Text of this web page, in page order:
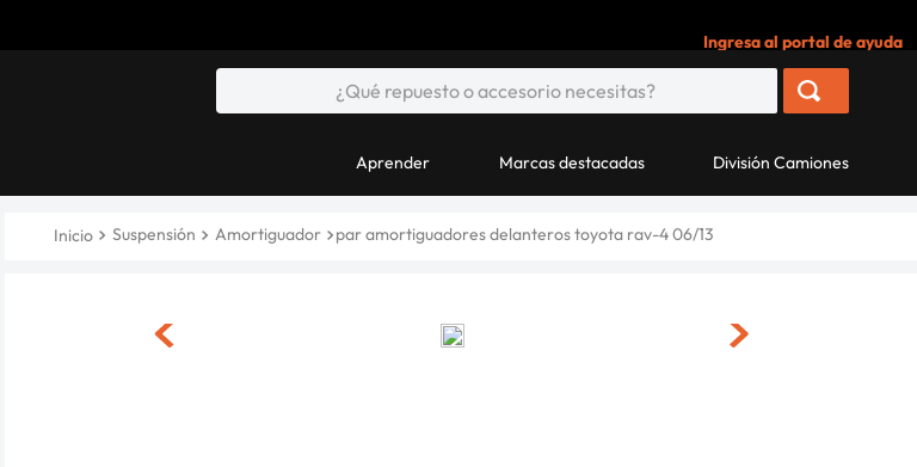
Ingresa al portal de ayuda
Aprender Marcas destacadas División Camiones
Suspensión Amortiguador par amortiguadores delanteros toyota rav-4 06/13